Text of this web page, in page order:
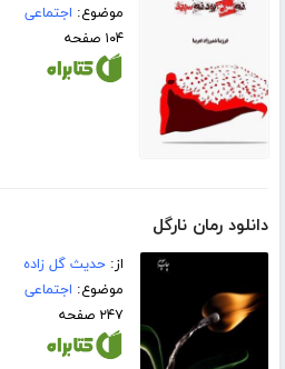
موضوع: اجتماعی
۱۰۴ صفحه
دانلود رمان نارگل
از:حدیث گل زاده
موضوع: اجتماعی
۲۴۷ صفحه